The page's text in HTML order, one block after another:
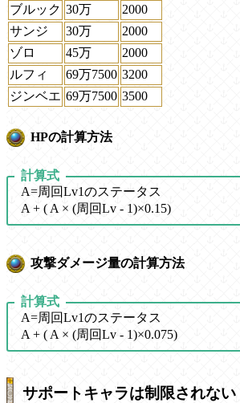
ブルック 30万
2000
サンジ
30万
2000
ゾロ
45万
2000
ルフィ
69万7500 3200
ジンベエ 69万7500 3500
HPの計算方法
計算式
A=周回Lv1のステータス
A + ( A × (周回Lv - 1)×0.15)
攻撃ダメージ量の計算方法
計算式
A=周回Lv1のステータス
A + ( A × (周回Lv - 1)×0.075)
サポートキャラは制限されない